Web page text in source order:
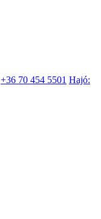
+36 70 454 5501 Hajó: